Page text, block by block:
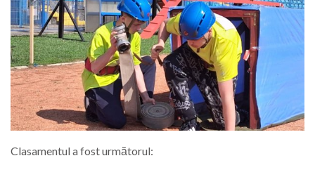
Clasamentul a fost următorul: